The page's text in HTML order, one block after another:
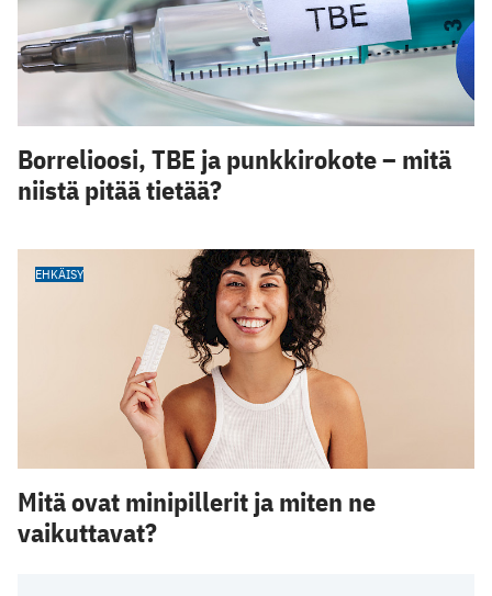
Borrelioosi, TBE ja punkkirokote – mitä
niistä pitää tietää?
EHKÄISY
Mitä ovat minipillerit ja miten ne
vaikuttavat?